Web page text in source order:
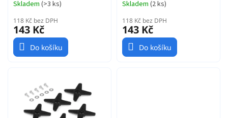
Skladem (>3 ks)
118 Kč bez DPH
143 Kč
Do košíku
Skladem (2 ks)
118 Kč bez DPH
143 Kč
Do košíku